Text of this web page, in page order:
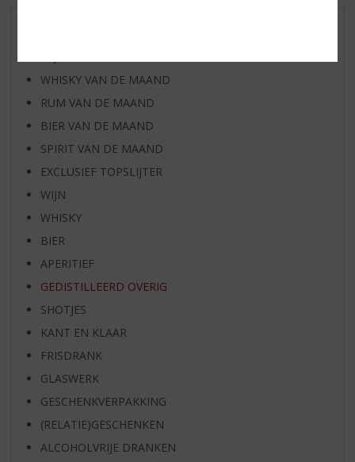
WHISKY VAN DE MAAND
RUM VAN DE MAAND
BIER VAN DE MAAND
SPIRIT VAN DE MAAND
EXCLUSIEF TOPSLIJTER
WIJN
WHISKY
BIER
APERITIEF
GEDISTILLEERD OVERIG
SHOTJES
KANT EN KLAAR
FRISDRANK
GLASWERK
GESCHENKVERPAKKING
(RELATIE)GESCHENKEN
ALCOHOLVRIJE DRANKEN